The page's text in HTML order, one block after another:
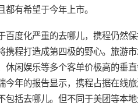
都有希望于今年上市。
百度化严重的去哪儿，携程仍然
携程打造成第四极的野心。旅游
休闲娱乐等多个客单价极高的垂
今年的报告显示，携程占据在线
包括去哪儿。但不同于美团等本